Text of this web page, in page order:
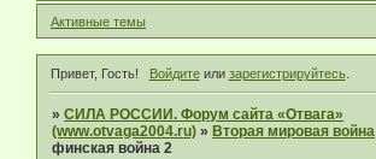
Активные темы
Привет, Гость! Войдитеили зарегистрируйтесь.
»СИЛА РОССИИ. Форум сайта «Отвага»
(www.otvaga2004.ru) » Вторая мировая война
финская война 2